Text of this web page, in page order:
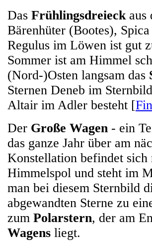
Das Frühlingsdreieckaus
Bärenhüter (Bootes),
Regulus im Löwen ist gut
Sommer ist am Himmel
(Nord-)Osten langsam das
Sternen Deneb im
Altair im Adler besteht [
Der Große Wagen - ein
das ganze Jahr über am
Konstellation befindet sich
Himmelspol und steht im
man bei diesem Sternbild
abgewandten Sterne zu
zum Polarstern, der am
Wagens liegt.